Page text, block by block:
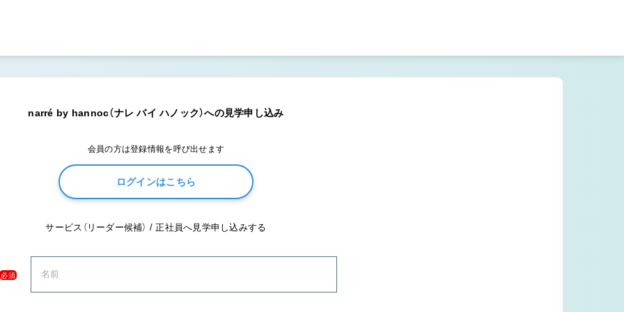
narré by hannoc（ナレ バイ ハノック）への見学申し込み
会員の方は登録情報を呼び出せます
ログインはこちら
サービス（リーダー候補） / 正社員へ見学申し込みする
必須